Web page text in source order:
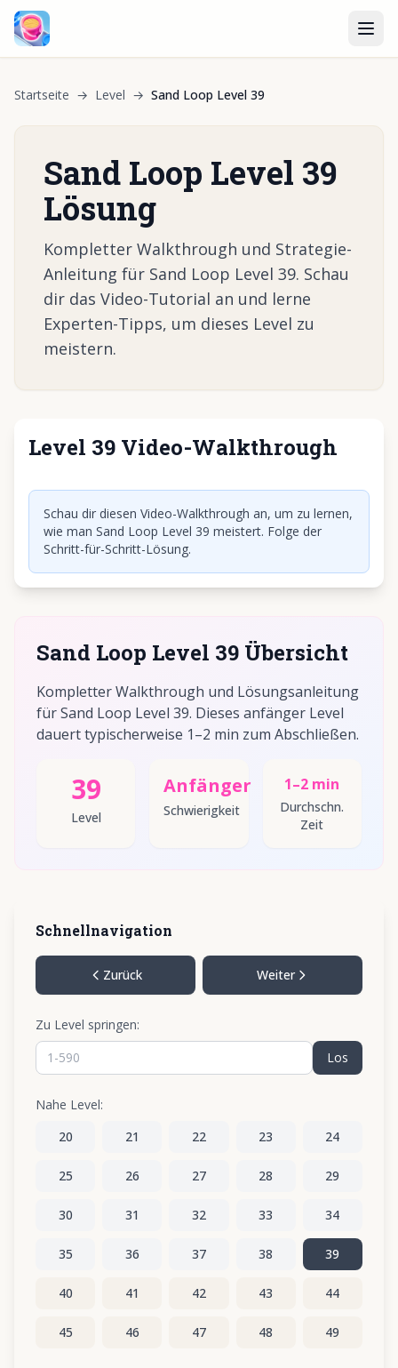
Startseite → Level → Sand Loop Level 39
Sand Loop Level 39
Lösung
Kompletter Walkthrough und Strategie-
Anleitung für Sand Loop Level 39. Schau
dir das Video-Tutorial an und lerne
Experten-Tipps, um dieses Level zu
meistern.
Level 39 Video-Walkthrough
Klicken, um Video abzuspielen
Schau dir diesen Video-Walkthrough an, um zu lernen,
wie man Sand Loop Level 39 meistert. Folge der
Schritt-für-Schritt-Lösung.
Sand Loop Level 39 Übersicht
Kompletter Walkthrough und Lösungsanleitung
für Sand Loop Level 39. Dieses anfänger Level
dauert typischerweise 1–2 min zum Abschließen.
39
Level
Anfänger
Schwierigkeit
1–2 min
Durchschn.
Zeit
Schnellnavigation
Zurück Weiter
Zu Level springen:
Los
Nahe Level:
20
21 22 23 24
25 26 27 28 29
30 31 32 33 34
35 36 37 38 39
40 41 42 43 44
45 46 47 48 49